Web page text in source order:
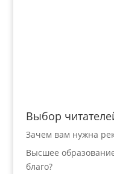
Выбор
Зачем вам нужна
Высшее
благо?